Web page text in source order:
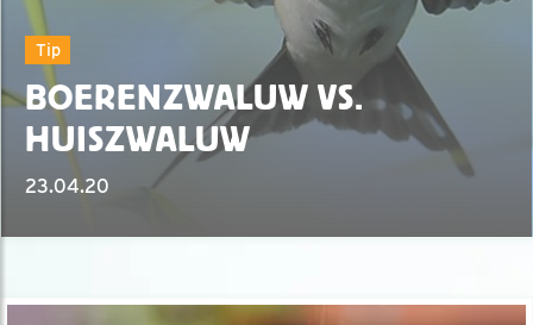
Tip
BOERENZWALUW VS.
HUISZWALUW
23.04.20